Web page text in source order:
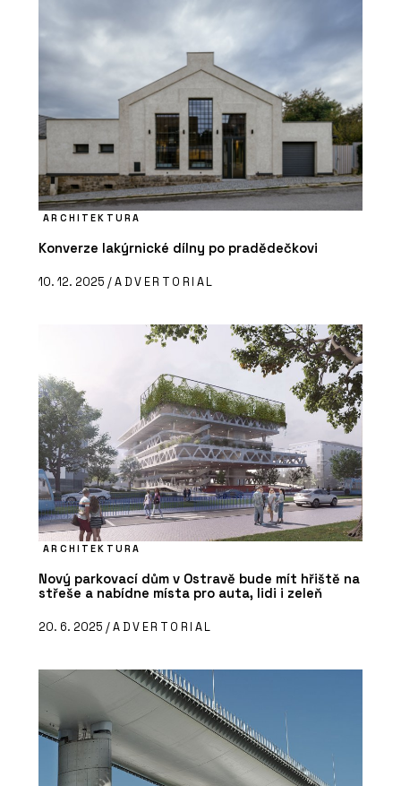
ARCHITEKTURA
Konverze lakýrnické dílny po pradědečkovi
10. 12. 2025 /ADVERTORIAL
ARCHITEKTURA
Nový parkovací dům v Ostravě bude mít hřiště na
střeše a nabídne místa pro auta, lidi i zeleň
20. 6. 2025 /ADVERTORIAL